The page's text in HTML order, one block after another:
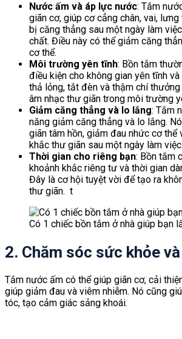
Nước ấm và áp lực nước: Tắm
giãn cơ, giúp cơ cẳng chân, vai,
bị căng thẳng sau một ngày làm
chất. Điều này có thể giảm căng
cơ thể.
Môi trường yên tĩnh: Bồn tắm
điều kiện cho không gian yên tĩnh
thả lỏng, tắt đèn và thậm chí
âm nhạc thư giãn trong môi trường
Giảm căng thẳng và lo lắng: Tắm
năng giảm căng thẳng và lo lắng.
giãn tâm hồn, giảm đau nhức cơ thể
khắc thư giãn sau một ngày làm
Thời gian cho riêng bạn: Bồn tắm
khoảnh khắc riêng tư và thời gian
Đây là cơ hội tuyệt vời để tạo ra
thư giãn. t
Có 1 chiếc bồn tắm ở nhà giúp bạn
2. Chăm sóc sức khỏe
Tắm nước ấm có thể giúp giãn cơ, cải
giúp giảm đau và viêm nhiễm. Nó cũng
tóc, tạo cảm giác sảng khoái.